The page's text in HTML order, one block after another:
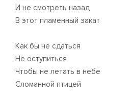
И не смотреть назад
В этот пламенный закат
Как бы не сдаться
Не оступиться
Чтобы не летать в небе
Сломанной птицей